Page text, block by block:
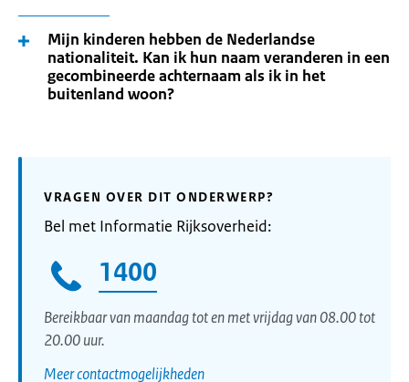
Mijn kinderen hebben de Nederlandse
nationaliteit. Kan ik hun naam veranderen in een
gecombineerde achternaam als ik in het
buitenland woon?
VRAGEN OVER DIT ONDERWERP?
Bel met Informatie Rijksoverheid:
1400
Bereikbaar van maandag tot en met vrijdag van 08.00 tot
20.00 uur.
Meer contactmogelijkheden